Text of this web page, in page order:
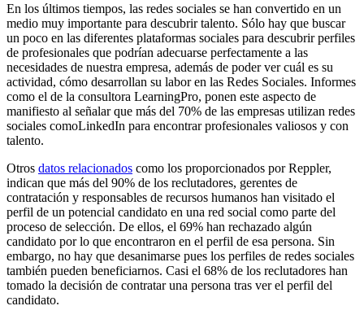
En los últimos tiempos, las redes sociales se han convertido en un
medio muy importante para descubrir talento. Sólo hay que buscar
un poco en las diferentes plataformas sociales para descubrir perfiles
de profesionales que podrían adecuarse perfectamente a las
necesidades de nuestra empresa, además de poder ver cuál es su
actividad, cómo desarrollan su labor en las Redes Sociales. Informes
como el de la consultora LearningPro, ponen este aspecto de
manifiesto al señalar que más del 70% de las empresas utilizan redes
sociales comoLinkedIn para encontrar profesionales valiosos y con
talento.
Otros datos relacionados como los proporcionados por Reppler,
indican que más del 90% de los reclutadores, gerentes de
contratación y responsables de recursos humanos han visitado el
perfil de un potencial candidato en una red social como parte del
proceso de selección. De ellos, el 69% han rechazado algún
candidato por lo que encontraron en el perfil de esa persona. Sin
embargo, no hay que desanimarse pues los perfiles de redes sociales
también pueden beneficiarnos. Casi el 68% de los reclutadores han
tomado la decisión de contratar una persona tras ver el perfil del
candidato.